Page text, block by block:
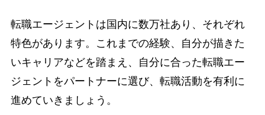
転職エージェントは国内に数万社あり、それぞれ
特色があります。これまでの経験、自分が描きた
いキャリアなどを踏まえ、自分に合った転職エー
ジェントをパートナーに選び、転職活動を有利に
進めていきましょう。